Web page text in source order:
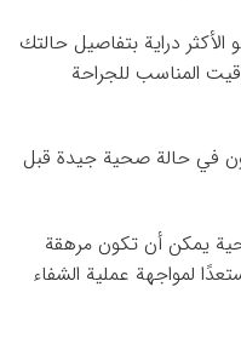
دراية بتفاصيل حالتك
المناسب للجراحة
في حالة صحية جيدة قبل
يمكن أن تكون مرهقة
لمواجهة عملية الشفاء